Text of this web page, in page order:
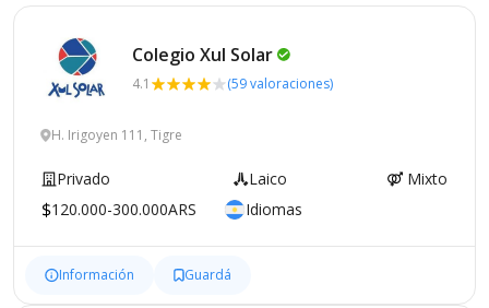
Colegio Xul Solar
4.1 (59 valoraciones)
H. Irigoyen 111, Tigre
Privado Laico
Mixto
120.000-300.000ARS
Idiomas
Información Guardá